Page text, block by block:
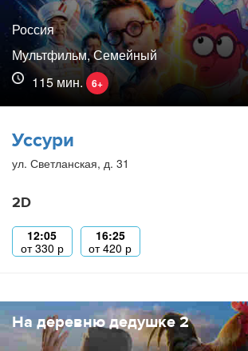
Россия
Мультфильм, Семейный
115 мин.
6+
Уссури
ул. Светланская, д. 31
2D
12:05
от330 р
16:25
от420 р
На деревню дедушке 2